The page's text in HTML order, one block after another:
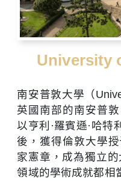
University
南安普敦大學（
英國南部的南安普
以亨利·羅賓遜·哈特
後，獲得倫敦大學
家憲章，成為獨立
領域的學術成就都相